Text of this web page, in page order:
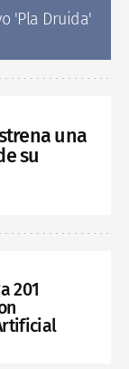
'Pla Druida'
una
su
201